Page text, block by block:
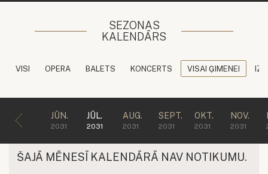
SEZONAS
KALENDĀRS
VISI OPERA BALETS KONCERTS VISAI ĢIMENEI
JŪN.
2031
JŪL.
2031
AUG.
2031
SEPT.
2031
OKT.
2031
NOV.
2031
ŠAJĀ MĒNESĪ KALENDĀRĀ NAV NOTIKUMU.